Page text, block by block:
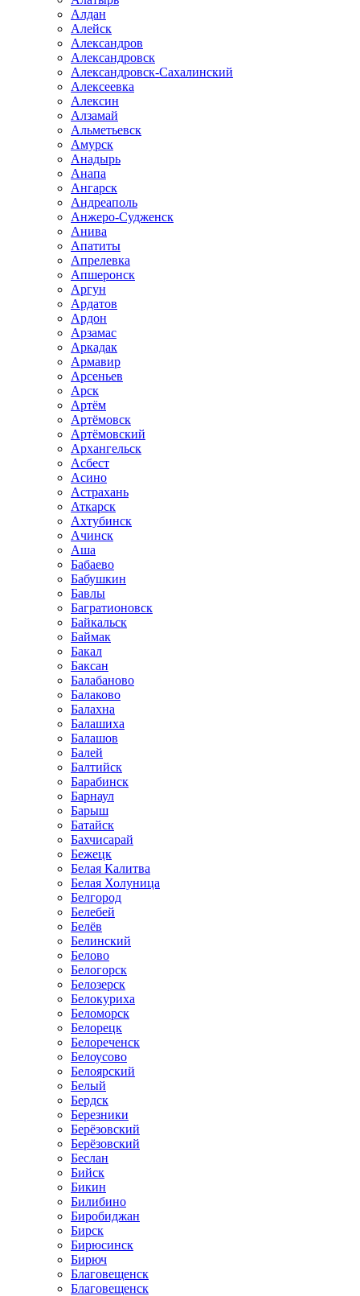
Алдан
Алейск
Александров
Александровск
Александровск-Сахалинский
Алексеевка
Алексин
Алзамай
Альметьевск
Амурск
Анадырь
Анапа
Ангарск
Андреаполь
Анжеро-Судженск
Анива
Апатиты
Апрелевка
Апшеронск
Аргун
Ардатов
Ардон
Арзамас
Аркадак
Армавир
Арсеньев
Арск
Артём
Артёмовск
Артёмовский
Архангельск
Асбест
Асино
Астрахань
Аткарск
Ахтубинск
Ачинск
Аша
Бабаево
Бабушкин
Бавлы
Багратионовск
Байкальск
Баймак
Бакал
Баксан
Балабаново
Балаково
Балахна
Балашиха
Балашов
Балей
Балтийск
Барабинск
Барнаул
Барыш
Батайск
Бахчисарай
Бежецк
Белая Калитва
Белая Холуница
Белгород
Белебей
Белёв
Белинский
Белово
Белогорск
Белозерск
Белокуриха
Беломорск
Белорецк
Белореченск
Белоусово
Белоярский
Белый
Бердск
Березники
Берёзовский
Берёзовский
Беслан
Бийск
Бикин
Билибино
Биробиджан
Бирск
Бирюсинск
Бирюч
Благовещенск
Благовещенск